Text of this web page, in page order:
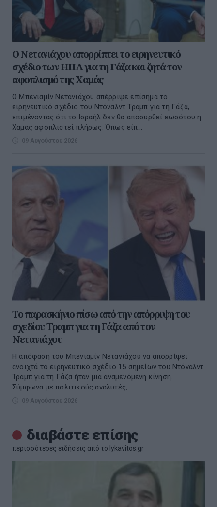
Ο Νετανιάχου απορρίπτει το ειρηνευτικό
σχέδιο των ΗΠΑ για τη Γάζα και ζητά τον
αφοπλισμό της Χαμάς
Ο Μπενιαμίν Νετανιάχου απέρριψε επίσημα το
ειρηνευτικό σχέδιο του Ντόναλντ Τραμπ για τη Γάζα,
επιμένοντας ότι το Ισραήλ δεν θα αποσυρθεί εωσότου η
Χαμάς αφοπλιστεί πλήρως. Όπως είπ...
09 Αυγούστου 2026
Το παρασκήνιο πίσω από την απόρριψη του
σχεδίου Τραμπ για τη Γάζα από τον
Νετανιάχου
Η απόφαση του Μπενιαμίν Νετανιάχου να απορρίψει
ανοιχτά το ειρηνευτικό σχέδιο 15 σημείων του Ντόναλντ
Τραμπ για τη Γάζα ήταν μια αναμενόμενη κίνηση.
Σύμφωνα με πολιτικούς αναλυτές,...
09 Αυγούστου 2026
διαβάστε επίσης
περισσότερες ειδήσεις από το lykavitos.gr